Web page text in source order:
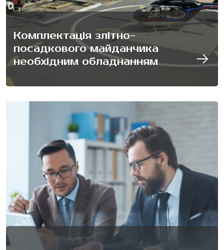
Комплектація злітно-
посадкового майданчика
необхідним обладнанням
Телефон
E-mail
Повідомлення
Будь ласка, введіть відповідь цифрами:
8 − чотири =
ВІДПРАВИТИ